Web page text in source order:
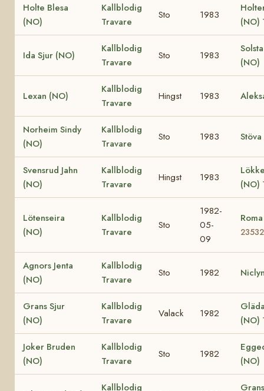
Holte Blesa
(NO)
Kallblodig
Travare
Sto 1983
(NO)
Ida Sjur (NO)
Kallblodig
Travare
Sto 1983
(NO)
Lexan (NO)
Kallblodig
Travare
Hingst 1983
Norheim Sindy
(NO)
Kallblodig
Travare
Sto 1983
Svensrud Jahn
(NO)
Kallblodig
Travare
Hingst 1983
(NO)
Lötenseira
(NO)
Kallblodig
Travare
Sto
1982-
05-
09
23532
Agnors Jenta
(NO)
Kallblodig
Travare
Sto 1982
Grans Sjur
(NO)
Kallblodig
Travare
Valack 1982
(NO)
Joker Bruden
(NO)
Kallblodig
Travare
Sto 1982
(NO)
Kallblodig